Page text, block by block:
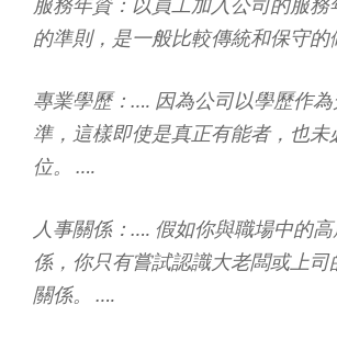
的準則，是一般比較傳統和保守的
專業學歷：…. 因為公司以學歷作
準，這樣即使是真正有能者，也未
位。 ….
人事關係：…. 假如你與職場中的
係，你只有嘗試認識大老闆或上司
關係。 ….